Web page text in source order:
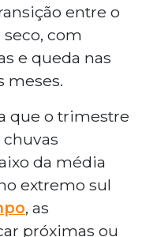
entre o
com
e queda nas
meses.
que o trimestre
da média
extremo sul
, as
próximas ou